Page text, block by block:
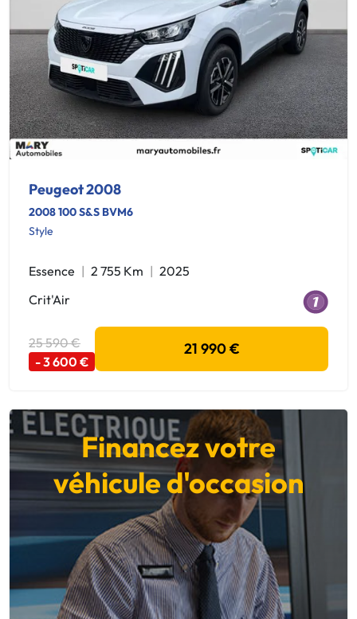
Peugeot 2008
2008 100 S&S BVM6
Style
Essence 2 755 Km
2025
Crit'Air
25 590 €
- 3 600 €
21 990 €
Financez votre
véhicule d'occasion